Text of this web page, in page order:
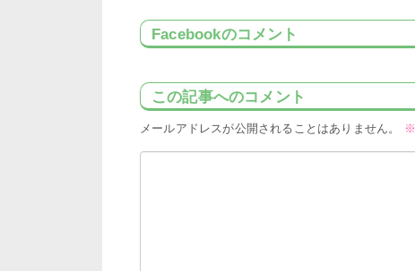
Facebookのコメント
この記事へのコメント
メールアドレスが公開されることはありません。 ※